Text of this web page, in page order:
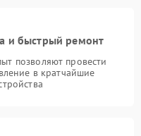
и быстрый ремонт
позволяют провести
в кратчайшие